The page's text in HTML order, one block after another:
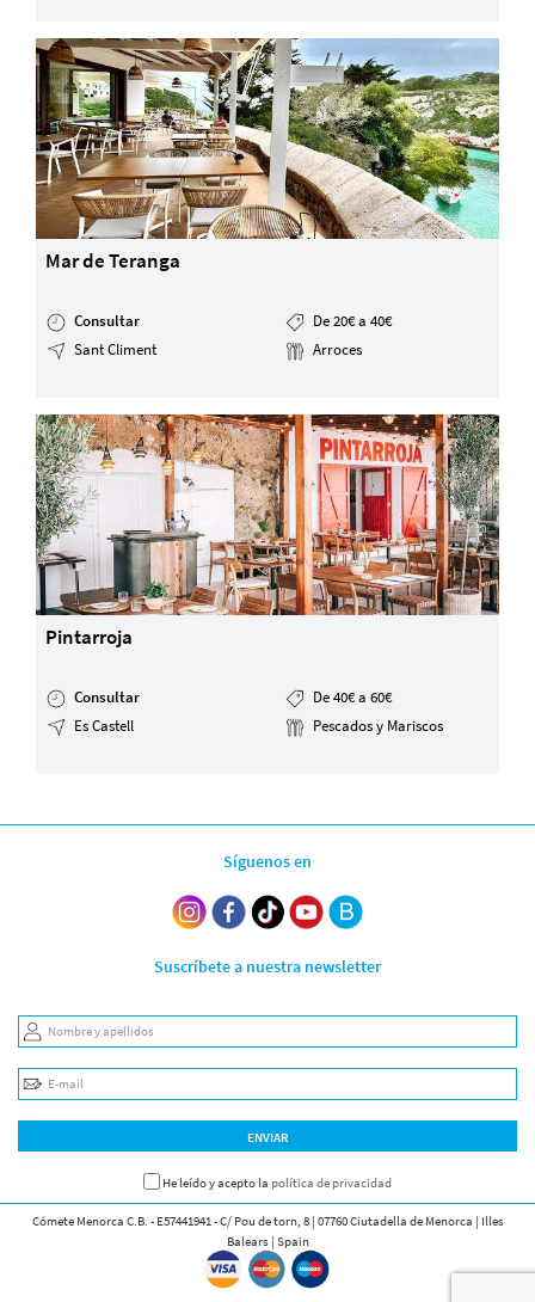
Mar de Teranga
Consultar
De 20€ a 40€
Sant Climent
Arroces
Pintarroja
Consultar
De 40€ a 60€
Es Castell
Pescados y Mariscos
Síguenos en
Suscríbete a nuestra newsletter
Nombre y apellidos
E-mail
ENVIAR
He leído y acepto la política de privacidad
Cómete Menorca C.B. - E57441941 - C/ Pou de torn, 8 | 07760 Ciutadella de Menorca | Illes
Balears | Spain